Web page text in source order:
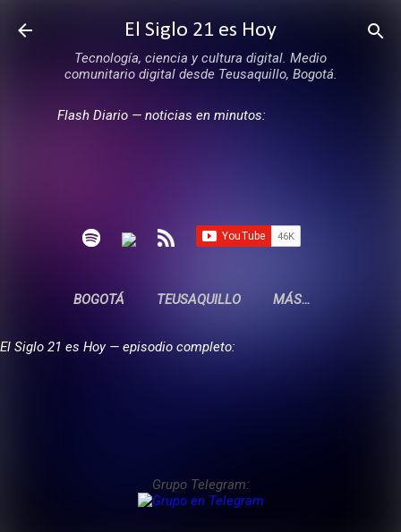
Ir al contenido principal
El Siglo 21 es Hoy
Tecnología, ciencia y cultura digital. Medio
comunitario digital desde Teusaquillo, Bogotá.
Flash Diario — noticias en minutos:
BOGOTÁ TEUSAQUILLO MÁS…
El Siglo 21 es Hoy — episodio completo:
Grupo Telegram: